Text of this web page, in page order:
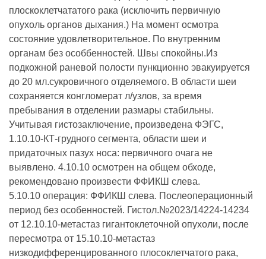
плоскоклетчататого рака (исключить первичную
опухоль органов дыхания.) На момент осмотра
состояние удовлетворительное. По внутренним
органам без особбенностей. Швы спокойны.Из
подкожной раневой полости пункционно эвакуируется
до 20 мл.сукровичного отделяемого. В области шеи
сохраняется конгломерат л/узлов, за время
пребывания в отделении размары стабильны.
Учитывая гистозаключение, произведена ФЭГС,
1.10.10-КТ-грудного сегмента, области шеи и
придаточных пазух носа: первичного очага не
выявлено. 4.10.10 осмотрен на общем обходе,
рекомендовано произвести ФФИКШ слева.
5.10.10 операция: ФФИКШ слева. Послеоперационный
период без особенностей. Гистол.№2023/14224-14234
от 12.10.10-метастаз гигантоклеточной опухоли, после
пересмотра от 15.10.10-метастаз
низкодифференцированного плосоклетчатого рака,